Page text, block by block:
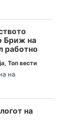
Бриж на
работно
,Топ вести
на
на